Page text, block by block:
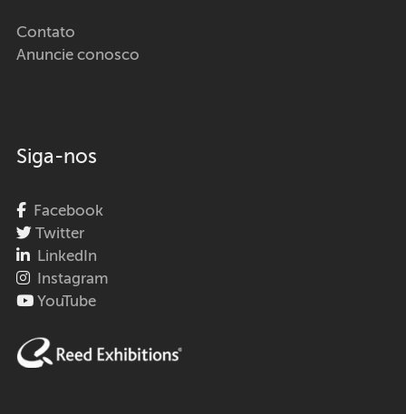
Contato
Anuncie conosco
Siga-nos
Facebook
Twitter
LinkedIn
Instagram
YouTube